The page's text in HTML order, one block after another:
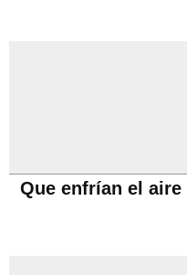
Que enfrían el aire